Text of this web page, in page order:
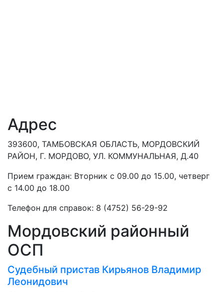
Адрес
393600, ТАМБОВСКАЯ ОБЛАСТЬ, МОРДОВСКИЙ
РАЙОН, Г. МОРДОВО, УЛ. КОММУНАЛЬНАЯ, Д.40
Прием граждан: Вторник с 09.00 до 15.00, четверг
с 14.00 до 18.00
Телефон для справок: 8 (4752) 56-29-92
Мордовский районный
ОСП
Судебный пристав Кирьянов Владимир
Леонидович